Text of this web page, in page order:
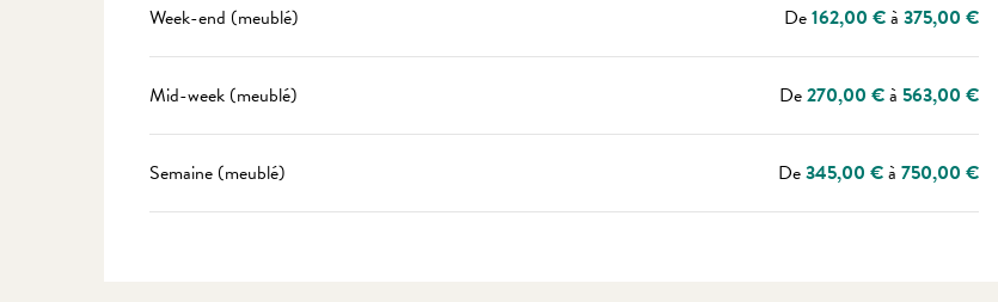
Week-end (meublé) De162,00 €à375,00 €
Mid-week (meublé) De270,00 €à563,00 €
Semaine (meublé) De345,00 €à750,00 €